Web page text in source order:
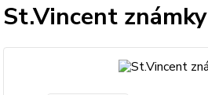
St.Vincent známky